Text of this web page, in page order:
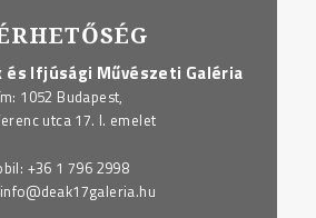
és Ifjúsági Művészeti Galéria
1052 Budapest,
utca 17. I. emelet
+36 1 796 2998
info@deak17galeria.hu